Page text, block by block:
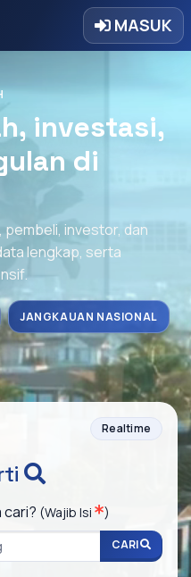
MASUK
investasi,
di
pembeli, investor, dan
lengkap, serta
JANGKAUAN NASIONAL
Realtime
cari? (Wajib Isi )
CARI